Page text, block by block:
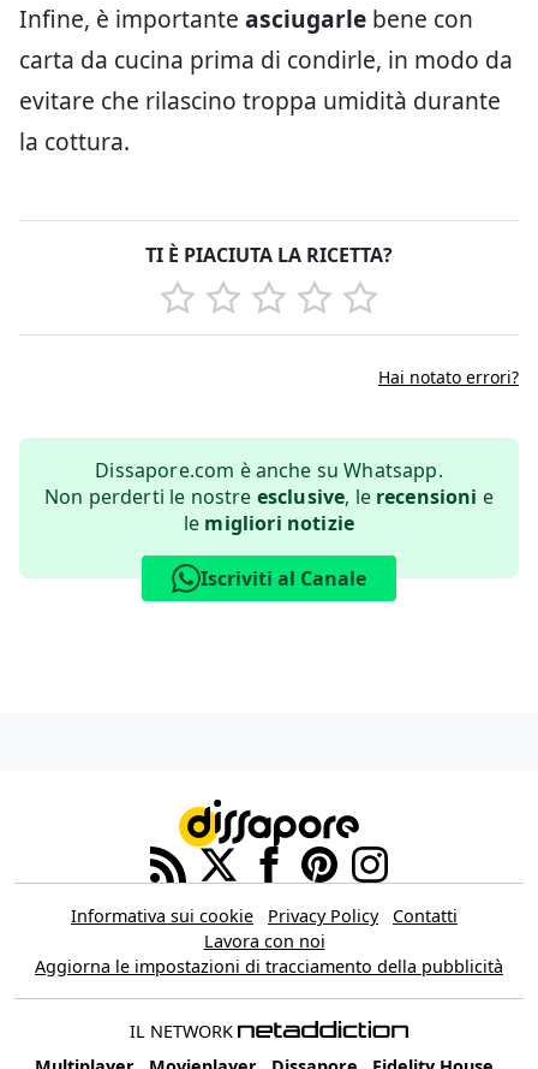
Infine, è importante asciugarle bene con
carta da cucina prima di condirle, in modo da
evitare che rilascino troppa umidità durante
la cottura.
TI È PIACIUTA LA RICETTA?
Hai notato errori?
Dissapore.com è anche su Whatsapp.
Non perderti le nostre esclusive, le recensioni e
le migliori notizie
Iscriviti al Canale
Informativa sui cookie Privacy Policy
Contatti
Lavora con noi
Aggiorna le impostazioni di tracciamento della pubblicità
IL NETWORK